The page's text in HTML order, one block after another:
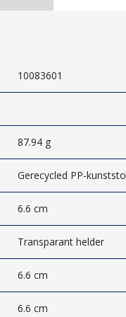
10083601
87.94 g
Gerecycled PP-
6.6 cm
Transparant helder
6.6 cm
6.6 cm